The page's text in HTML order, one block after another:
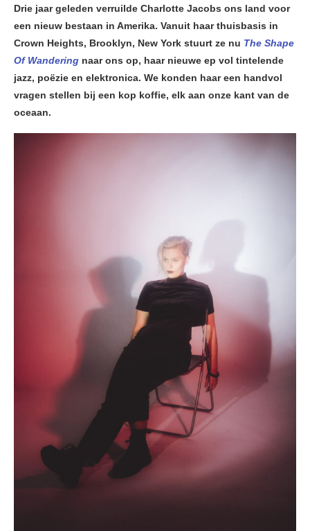
Drie jaar geleden verruilde Charlotte Jacobs ons land voor
een nieuw bestaan in Amerika. Vanuit haar thuisbasis in
Crown Heights, Brooklyn, New York stuurt ze nu The Shape
Of Wandering naar ons op, haar nieuwe ep vol tintelende
jazz, poëzie en elektronica. We konden haar een handvol
vragen stellen bij een kop koffie, elk aan onze kant van de
oceaan.